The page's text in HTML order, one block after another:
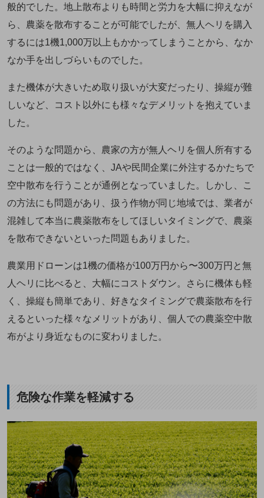
般的でした。地上散布よりも時間と労力を大幅に抑えなが
ら、農薬を散布することが可能でしたが、無人ヘリを購入
するには1機1,000万以上もかかってしまうことから、なか
なか手を出しづらいものでした。
また機体が大きいため取り扱いが大変だったり、操縦が難
しいなど、コスト以外にも様々なデメリットを抱えていま
した。
そのような問題から、農家の方が無人ヘリを個人所有する
ことは一般的ではなく、JAや民間企業に外注するかたちで
空中散布を行うことが通例となっていました。しかし、こ
の方法にも問題があり、扱う作物が同じ地域では、業者が
混雑して本当に農薬散布をしてほしいタイミングで、農薬
を散布できないといった問題もありました。
農業用ドローンは1機の価格が100万円から〜300万円と無
人ヘリに比べると、大幅にコストダウン。さらに機体も軽
く、操縦も簡単であり、好きなタイミングで農薬散布を行
えるといった様々なメリットがあり、個人での農薬空中散
布がより身近なものに変わりました。
危険な作業を軽減する